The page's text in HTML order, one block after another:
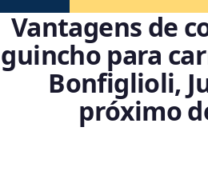
Vantagens de
guincho para
Bonfiglioli,
próximo